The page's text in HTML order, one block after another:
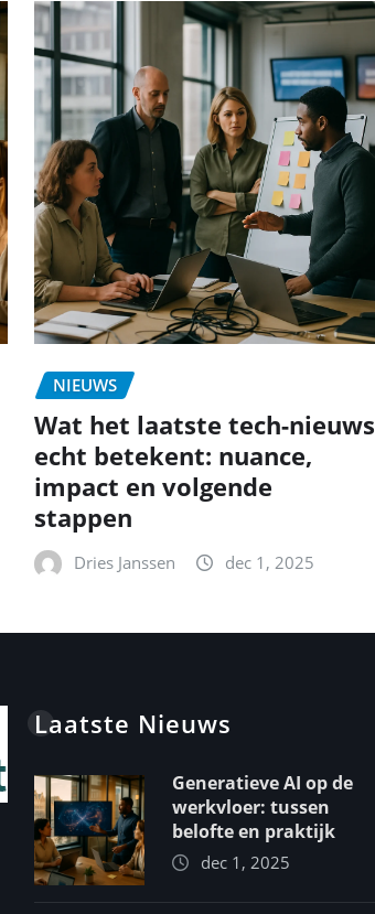
NIEUWS
Wat het laatste tech-nieuws
echt betekent: nuance,
impact en volgende
stappen
Dries Janssen dec 1, 2025
Laatste Nieuws
Generatieve AI op de
werkvloer: tussen
belofte en praktijk
dec 1, 2025